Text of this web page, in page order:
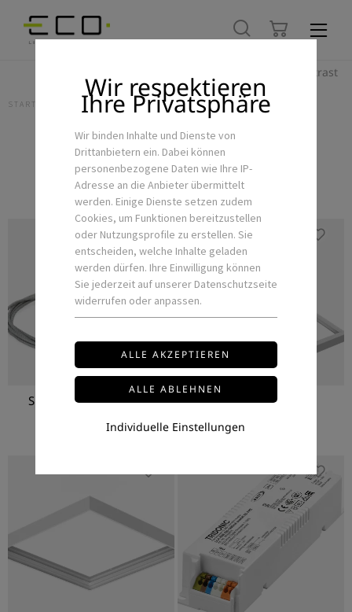
Hoher Kontrast
STARTSEITE LED-INNENLEUCHTEN PANEL-LEUCHTE
Panel-Leuchte
SEILABHÄNGUNG-2P-Y ABR-PANEL-R
Wir respektieren
Ihre Privatsphäre
Wir binden Inhalte und Dienste von
Drittanbietern ein. Dabei können
personenbezogene Daten wie Ihre IP-
Adresse an die Anbieter übermittelt
werden. Einige Dienste setzen zudem
Cookies, um Funktionen bereitzustellen
oder Nutzungsprofile zu erstellen. Sie
entscheiden, welche Inhalte geladen
werden dürfen. Ihre Einwilligung können
Sie jederzeit auf unserer Datenschutzseite
widerrufen oder anpassen.
Individuelle Einstellungen